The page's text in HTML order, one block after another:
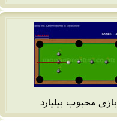
بازی محبوب بیلیارد